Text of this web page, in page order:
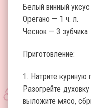
Белый винный
Орегано — 1 ч. л.
Чеснок — 3 зубчика
Приготовление:
1. Натрите
Разогрейте
выложите мясо,